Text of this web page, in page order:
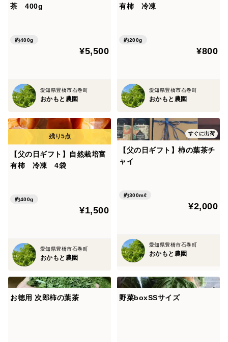
茶 400g
約400g
¥5,500
愛知県豊橋市石巻町
おかもと農園
有柿 冷凍
約200g
¥800
愛知県豊橋市石巻町
おかもと農園
【父の日ギフト】自然栽培富
有柿 冷凍 4袋
約400g
¥1,500
愛知県豊橋市石巻町
おかもと農園
すぐに出荷
【父の日ギフト】柿の葉茶チ
ャイ
約300mℓ
¥2,000
愛知県豊橋市石巻町
おかもと農園
お徳用 次郎柿の葉茶 野菜boxSSサイズ